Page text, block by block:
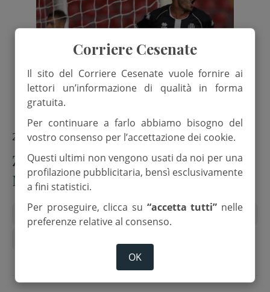
2 Agosto 2025
Zaro letale e il Cesena rimonta il
Mantova
cesena calcio Mantova Memorial Cappelletti
Corriere Cesenate
Il sito del Corriere Cesenate vuole fornire ai
lettori un’informazione di qualità in forma
gratuita.
Per continuare a farlo abbiamo bisogno del
vostro consenso per l’accettazione dei cookie.
Questi ultimi non vengono usati da noi per una
profilazione pubblicitaria, bensì esclusivamente
a fini statistici.
Per proseguire, clicca su “accetta tutti” nelle
preferenze relative al consenso.
OK